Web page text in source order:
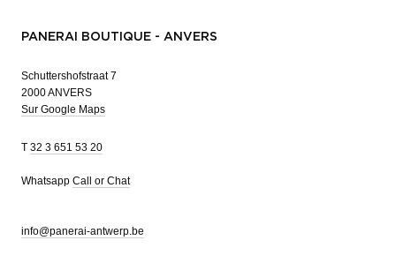
PANERAI BOUTIQUE - ANVERS
Schuttershofstraat 7
2000 ANVERS
Sur Google Maps
T 32 3 651 53 20
Whatsapp Call or Chat
info@panerai-antwerp.be